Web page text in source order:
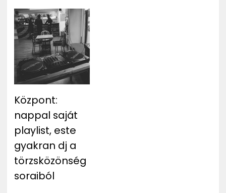
Központ:
nappal saját
playlist, este
gyakran dj a
törzsközönség
soraiból